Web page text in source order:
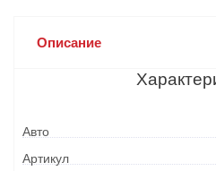
Описание
Авто
Артикул